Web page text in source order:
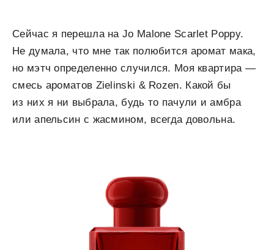
Сейчас я перешла на Jo Malone Scarlet Poppy.
Не думала, что мне так полюбится аромат мака,
но мэтч определенно случился. Моя квартира —
смесь ароматов Zielinski & Rozen. Какой бы
из них я ни выбрала, будь то пачули и амбра
или апельсин с жасмином, всегда довольна.